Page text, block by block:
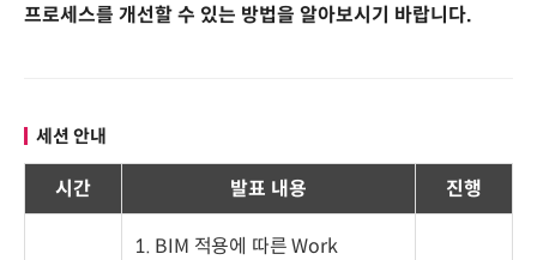
프로세스를 개선할 수 있는 방법을 알아보시기 바랍니다.
세션 안내
시간 발표 내용 진행
1. BIM 적용에 따른 Work